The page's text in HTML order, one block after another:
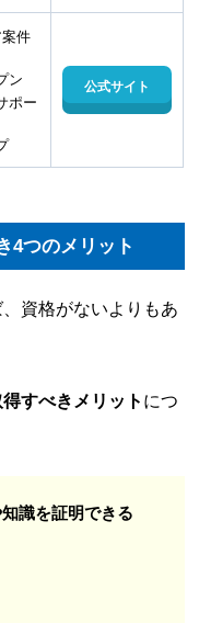
件
ン
ポー
公式サイト
4つのメリット
資格がないよりもあ
すべきメリット につ
識を証明できる